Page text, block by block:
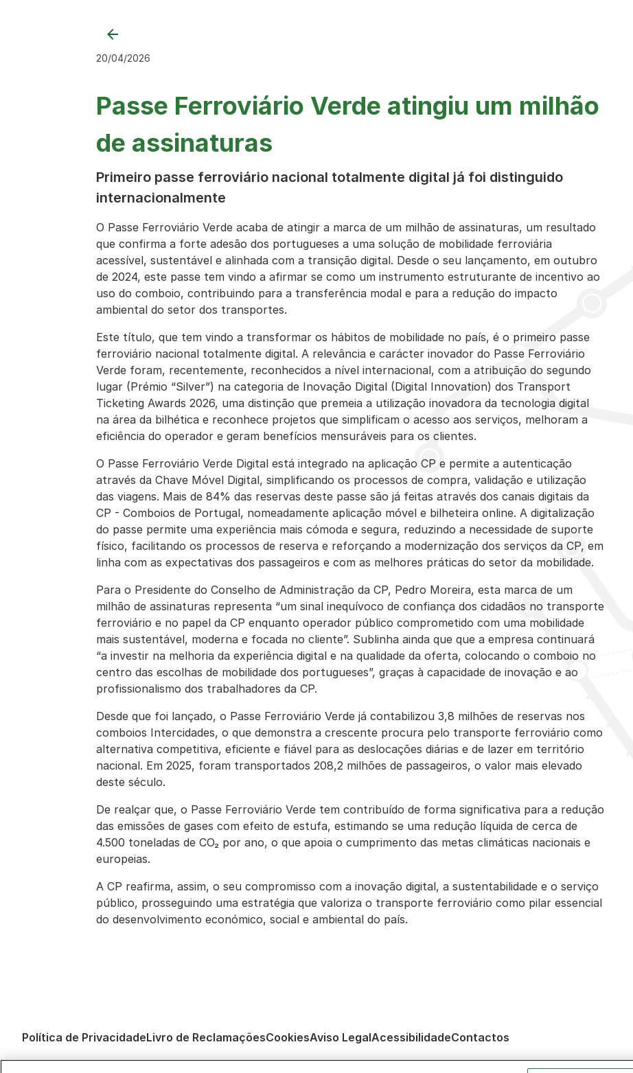
20/04/2026
Passe Ferroviário Verde atingiu um milhão
de assinaturas
Primeiro passe ferroviário nacional totalmente digital já foi distinguido
internacionalmente
O Passe Ferroviário Verde acaba de atingir a marca de um milhão de assinaturas, um resultado
que confirma a forte adesão dos portugueses a uma solução de mobilidade ferroviária
acessível, sustentável e alinhada com a transição digital. Desde o seu lançamento, em outubro
de 2024, este passe tem vindo a afirmar se como um instrumento estruturante de incentivo ao
uso do comboio, contribuindo para a transferência modal e para a redução do impacto
ambiental do setor dos transportes.
Este título, que tem vindo a transformar os hábitos de mobilidade no país, é o primeiro passe
ferroviário nacional totalmente digital. A relevância e carácter inovador do Passe Ferroviário
Verde foram, recentemente, reconhecidos a nível internacional, com a atribuição do segundo
lugar (Prémio “Silver”) na categoria de Inovação Digital (Digital Innovation) dos Transport
Ticketing Awards 2026, uma distinção que premeia a utilização inovadora da tecnologia digital
na área da bilhética e reconhece projetos que simplificam o acesso aos serviços, melhoram a
eficiência do operador e geram benefícios mensuráveis para os clientes.
O Passe Ferroviário Verde Digital está integrado na aplicação CP e permite a autenticação
através da Chave Móvel Digital, simplificando os processos de compra, validação e utilização
das viagens. Mais de 84% das reservas deste passe são já feitas através dos canais digitais da
CP - Comboios de Portugal, nomeadamente aplicação móvel e bilheteira online. A digitalização
do passe permite uma experiência mais cómoda e segura, reduzindo a necessidade de suporte
físico, facilitando os processos de reserva e reforçando a modernização dos serviços da CP, em
linha com as expectativas dos passageiros e com as melhores práticas do setor da mobilidade.
Para o Presidente do Conselho de Administração da CP, Pedro Moreira, esta marca de um
milhão de assinaturas representa “um sinal inequívoco de confiança dos cidadãos no transporte
ferroviário e no papel da CP enquanto operador público comprometido com uma mobilidade
mais sustentável, moderna e focada no cliente”. Sublinha ainda que que a empresa continuará
“a investir na melhoria da experiência digital e na qualidade da oferta, colocando o comboio no
centro das escolhas de mobilidade dos portugueses”, graças à capacidade de inovação e ao
profissionalismo dos trabalhadores da CP.
Desde que foi lançado, o Passe Ferroviário Verde já contabilizou 3,8 milhões de reservas nos
comboios Intercidades, o que demonstra a crescente procura pelo transporte ferroviário como
alternativa competitiva, eficiente e fiável para as deslocações diárias e de lazer em território
nacional. Em 2025, foram transportados 208,2 milhões de passageiros, o valor mais elevado
deste século.
De realçar que, o Passe Ferroviário Verde tem contribuído de forma significativa para a redução
das emissões de gases com efeito de estufa, estimando se uma redução líquida de cerca de
4.500 toneladas de CO₂ por ano, o que apoia o cumprimento das metas climáticas nacionais e
europeias.
A CP reafirma, assim, o seu compromisso com a inovação digital, a sustentabilidade e o serviço
público, prosseguindo uma estratégia que valoriza o transporte ferroviário como pilar essencial
do desenvolvimento económico, social e ambiental do país.
Política de PrivacidadeLivro de ReclamaçõesCookiesAviso LegalAcessibilidadeContactos